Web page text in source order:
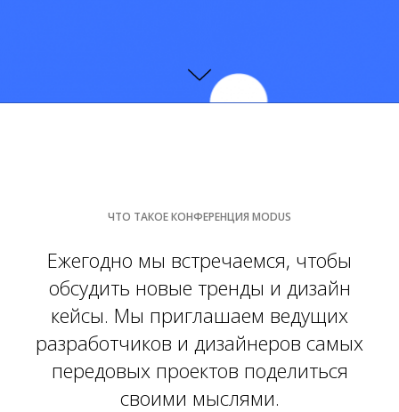
ЧТО ТАКОЕ КОНФЕРЕНЦИЯ MODUS
Ежегодно мы встречаемся, чтобы
обсудить новые тренды и дизайн
кейсы. Мы приглашаем ведущих
разработчиков и дизайнеров самых
передовых проектов поделиться
своими мыслями.